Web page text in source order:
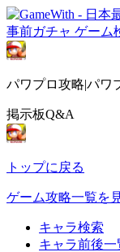
事前ガチャ ゲーム
パワプロ攻略|パワ
掲示板Q&A
トップに戻る
ゲーム攻略一覧を
キャラ検索
キャラ前後一